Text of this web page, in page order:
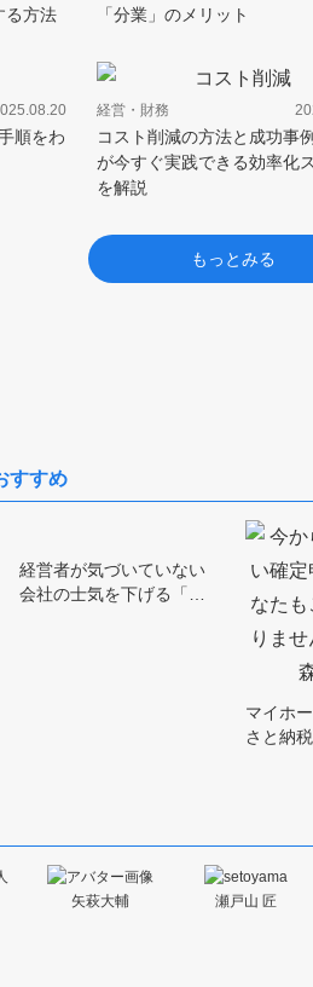
る方法
「分業」のメリット
順をわ
経営・財務
コスト削減の方法と成功事
が今すぐ実践できる効率化
を解説
もっとみる
すすめ
経営者が気づいていない
会社の士気を下げる「…
マイホ
さと納
矢萩大輔 瀬戸山 匠